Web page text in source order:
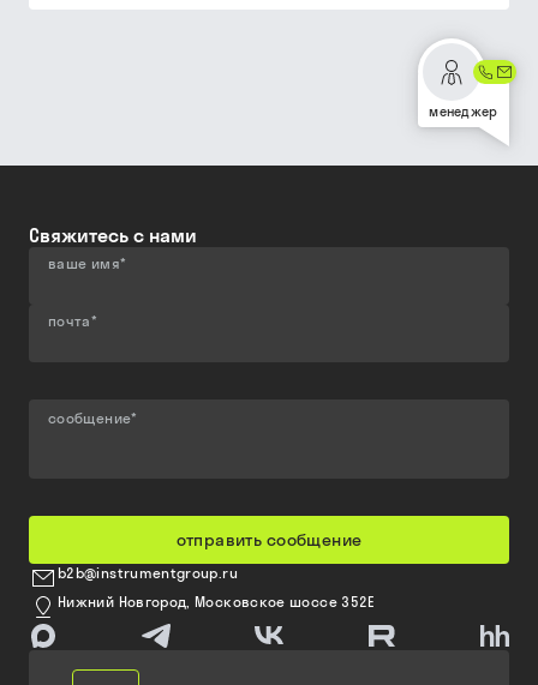
менеджер
Свяжитесь с нами
ваше имя*
почта*
сообщение*
отправить сообщение
b2b@instrumentgroup.ru
Нижний Новгород, Московское шоссе 352Е